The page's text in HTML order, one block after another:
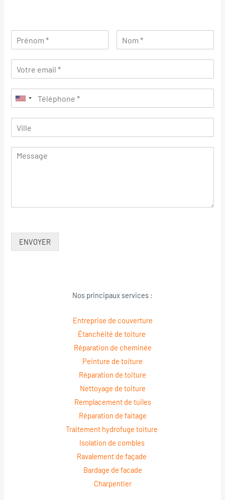
ENVOYER
Nos principaux services :
Entreprise de couverture
Étanchéité de toiture
Réparation de cheminée
Peinture de toiture
Réparation de toiture
Nettoyage de toiture
Remplacement de tuiles
Réparation de faitage
Traitement hydrofuge toiture
Isolation de combles
Ravalement de façade
Bardage de facade
Charpentier